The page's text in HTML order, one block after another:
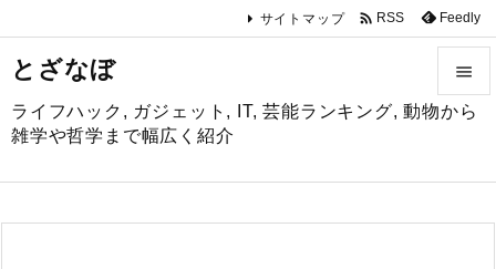
とざなぼ
ライフハック, ガジェット, IT, 芸能ランキング, 動物から
雑学や哲学まで幅広く紹介



サイトマップ  RSS Feedly